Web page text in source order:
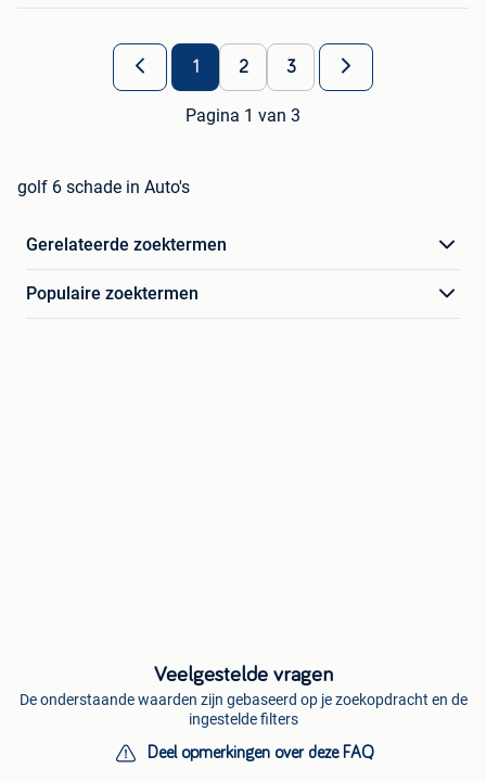
1 2 3
Pagina 1 van 3
golf 6 schade in Auto's
Gerelateerde zoektermen
Populaire zoektermen
Veelgestelde vragen
De onderstaande waarden zijn gebaseerd op je zoekopdracht en de
ingestelde filters
Deel opmerkingen over deze FAQ